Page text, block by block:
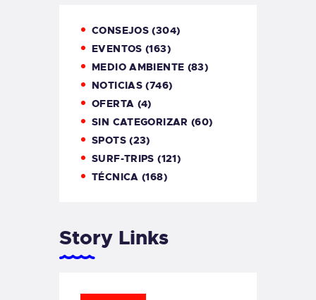
CONSEJOS (304)
EVENTOS (163)
MEDIO AMBIENTE (83)
NOTICIAS (746)
OFERTA (4)
SIN CATEGORIZAR (60)
SPOTS(23)
SURF-TRIPS (121)
TÉCNICA (168)
Story Links